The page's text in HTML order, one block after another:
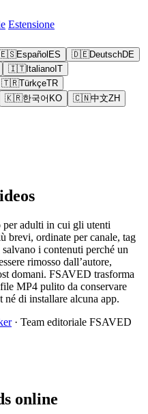
Estensione
Español ES 🇩🇪DeutschDE
🇮🇹Italiano IT
🇹🇷TürkçeTR
🇰🇷한국어 KO 🇨🇳中文ZH
per adulti in cui gli utenti
brevi, ordinate per canale, tag
i contenuti perché un
rimosso dall’autore,
domani. FSAVED trasforma
MP4 pulito da conservare
di installare alcuna app.
· Team editoriale FSAVED
online